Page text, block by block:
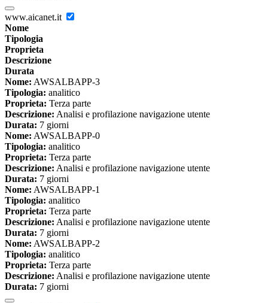
www.aicanet.it
Nome
Tipologia
Proprieta
Descrizione
Durata
Nome: AWSALBAPP-3
Tipologia: analitico
Proprieta: Terza parte
Descrizione: Analisi e profilazione navigazione utente
Durata: 7 giorni
Nome: AWSALBAPP-0
Tipologia: analitico
Proprieta: Terza parte
Descrizione: Analisi e profilazione navigazione utente
Durata: 7 giorni
Nome: AWSALBAPP-1
Tipologia: analitico
Proprieta: Terza parte
Descrizione: Analisi e profilazione navigazione utente
Durata: 7 giorni
Nome: AWSALBAPP-2
Tipologia: analitico
Proprieta: Terza parte
Descrizione: Analisi e profilazione navigazione utente
Durata: 7 giorni